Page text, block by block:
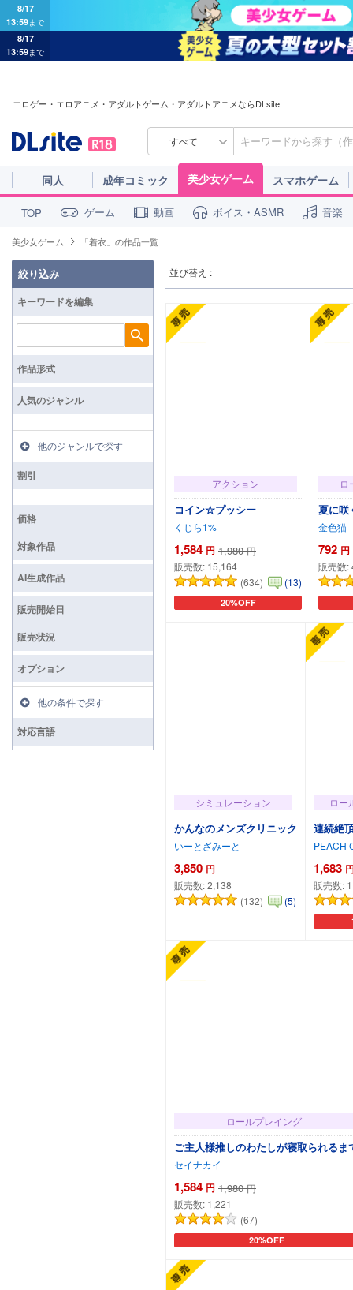
8/17
13:59まで
8/17
13:59まで
エロゲー・エロアニメ・アダルトゲーム・アダルトアニメならDLsite
すべて
同人 成年コミック 美少女ゲーム スマホゲーム
TOP ゲーム 動画 ボイス・ASMR 音楽
美少女ゲーム 「着衣」の作品一覧
並び替え :
アクション
コイン☆プッシー
くじら1%
1,584 円 1,980 円
販売数: 15,164
(634)
(13)
20%OFF
カートに追加
ロ
夏に咲
金色猫
792 円
販売数:
シミュレーション
かんなのメンズクリニック
いーとざみーと
3,850 円
販売数:2,138
(132)
(5)
ロー
連続絶
PEACH
1,683
販売数:
ロールプレイング
ご主人様推しのわたしが寝取られるま
セイナカイ
1,584 円 1,980 円
販売数: 1,221
(67)
20%OFF
カートに追加
絞り込み
キーワードを編集
検索
作品形式
人気のジャンル
他のジャンルで探す
割引
価格
対象作品
AI生成作品
販売開始日
販売状況
オプション
他の条件で探す
対応言語